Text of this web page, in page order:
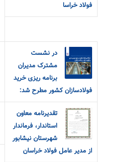
فولاد خراسا
در نشست
مشترک مدیران
برنامه ریزی خرید
فولادسازان کشور مطرح شد:
تقدیرنامه معاون
استاندار، فرماندار
شهرستان نیشابور
از مدیر عامل فولاد خراسان